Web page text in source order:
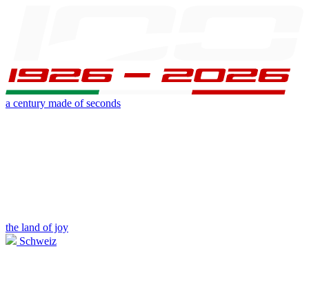
a century made of seconds
the land of joy
Schweiz